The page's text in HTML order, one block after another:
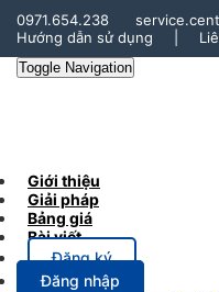
0971.654.238
Hướng dẫn sử dụng
Toggle Navigation
Giới thiệu
Giải pháp
Bảng giá
Bài viết
Đăng ký
Đăng nhập